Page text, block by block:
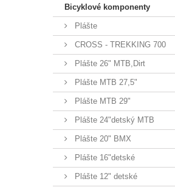
Bicyklové komponenty
Plášte
CROSS - TREKKING 700
Plášte 26" MTB,Dirt
Plášte MTB 27,5"
Plášte MTB 29"
Plášte 24"detský MTB
Plášte 20" BMX
Plášte 16"detské
Plášte 12" detské